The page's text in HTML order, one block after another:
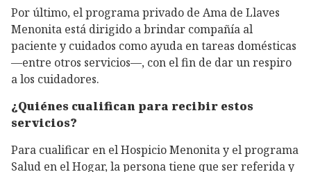
Por último, el programa privado de Ama de Llaves
Menonita está dirigido a brindar compañía al
paciente y cuidados como ayuda en tareas domésticas
—entre otros servicios—, con el fin de dar un respiro
a los cuidadores.
¿Quiénes cualifican para recibir estos
servicios?
Para cualificar en el Hospicio Menonita y el programa
Salud en el Hogar, la persona tiene que ser referida y